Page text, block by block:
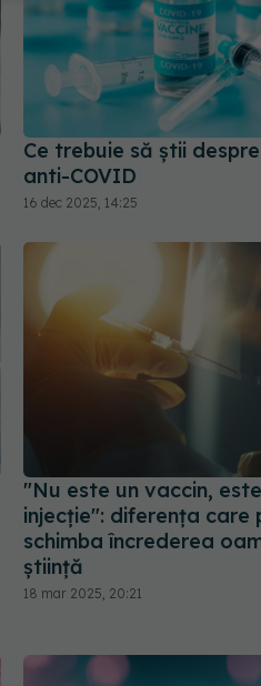
Ce trebuie să știi
anti-COVID
16 dec 2025, 14:25
"Nu este un vaccin,
injecție": diferența care
schimba încrederea
știință
18 mar 2025, 20:21